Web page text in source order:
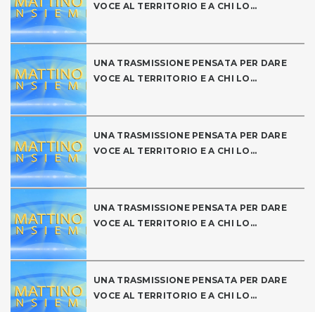
VOCE AL TERRITORIO E A CHI LO...
UNA TRASMISSIONE PENSATA PER DARE
VOCE AL TERRITORIO E A CHI LO...
UNA TRASMISSIONE PENSATA PER DARE
VOCE AL TERRITORIO E A CHI LO...
UNA TRASMISSIONE PENSATA PER DARE
VOCE AL TERRITORIO E A CHI LO...
UNA TRASMISSIONE PENSATA PER DARE
VOCE AL TERRITORIO E A CHI LO...